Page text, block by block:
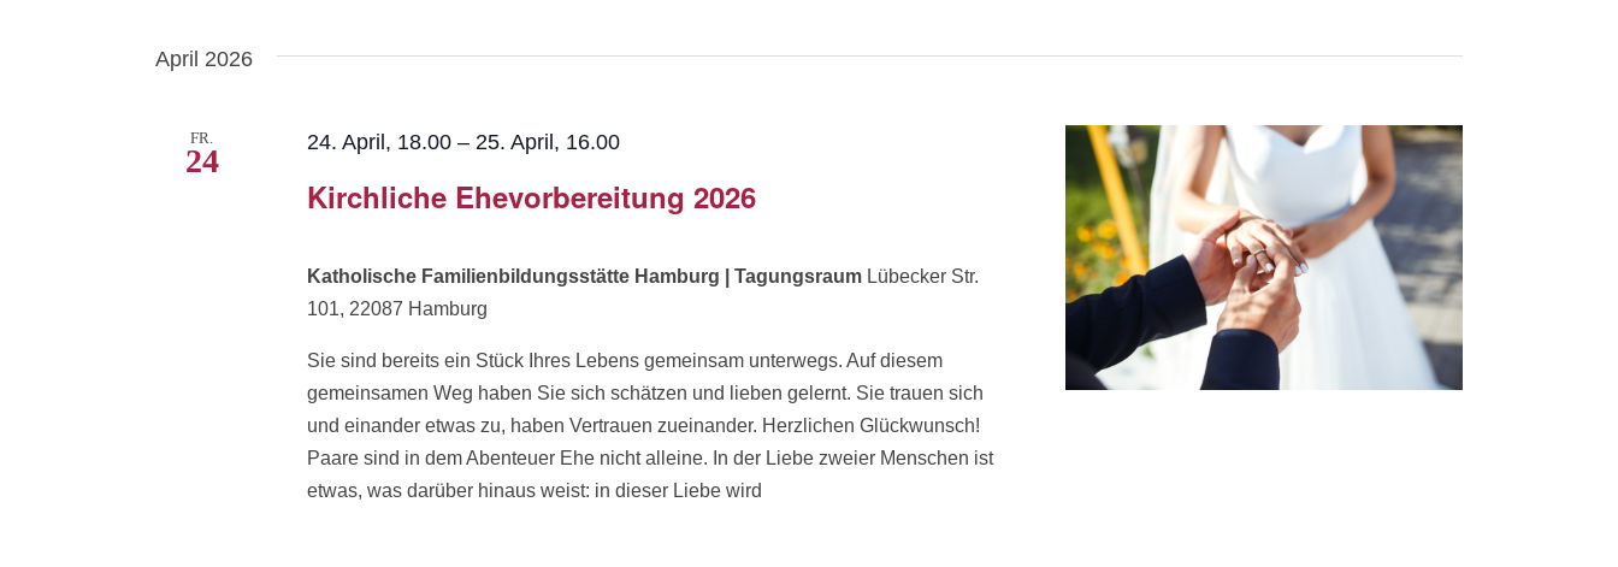
Ansichten,
Navigation
Schlüsselwort.
wählen.
April 2026
FR.
24
Kirchliche Ehevorbereitung 2026
24. April, 18.00– 25. April, 16.00
Katholische Familienbildungsstätte Hamburg | Tagungsraum Lübecker Str.
101, 22087 Hamburg
Sie sind bereits ein Stück Ihres Lebens gemeinsam unterwegs. Auf diesem
gemeinsamen Weg haben Sie sich schätzen und lieben gelernt. Sie trauen sich
und einander etwas zu, haben Vertrauen zueinander. Herzlichen Glückwunsch!
Paare sind in dem Abenteuer Ehe nicht alleine. In der Liebe zweier Menschen ist
etwas, was darüber hinaus weist: in dieser Liebe wird